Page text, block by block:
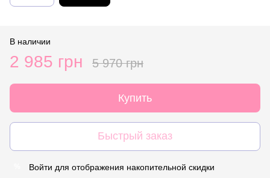
В наличии
2 985 грн 5 970 грн
Купить
Быстрый заказ
Войти для отображения накопительной скидки